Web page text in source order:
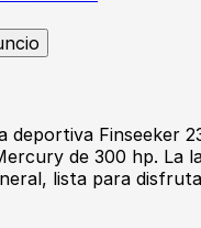
deportiva Finseeker
de 300 hp. La
lista para